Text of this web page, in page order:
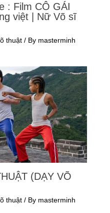
: Film CÔ GÁI
việt | Nữ Võ sĩ
thuật/ By masterminh
(DẠY VÕ
thuật/ By masterminh